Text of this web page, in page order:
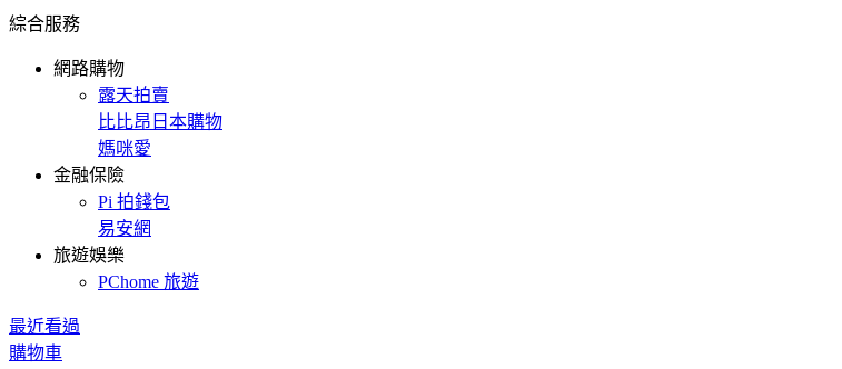
綜合服務
網路購物
露天拍賣
比比昂日本購物
媽咪愛
金融保險
Pi 拍錢包
易安網
旅遊娛樂
PChome 旅遊
最近看過
購物車